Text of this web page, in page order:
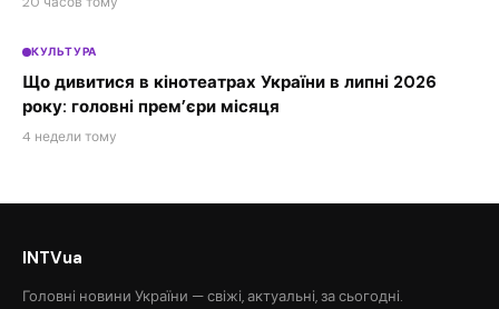
КУЛЬТУРА
Що дивитися в кінотеатрах України в липні 2026
року: головні прем’єри місяця
4 недели тому
INTVua
Головні новини України — свіжі, актуальні, за сьогодні.